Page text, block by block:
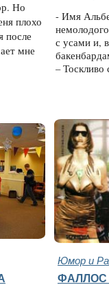
Но
плохо
после
мне
- Имя
с усами и,
– Тоскливо
Юмор и
ФАЛЛОС